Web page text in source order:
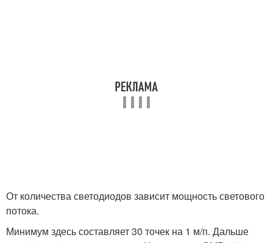
От количества светодиодов зависит мощность светового
потока.
Минимум здесь составляет 30 точек на 1 м/п. Дальше